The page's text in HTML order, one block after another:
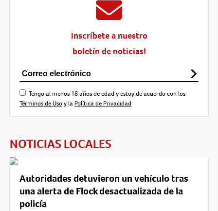
Inscríbete a nuestro
boletín de noticias!
Tengo al menos 18 años de edad y estoy de acuerdo con los
Términos de Usoy la Política de Privacidad
NOTICIAS LOCALES
Autoridades detuvieron un vehículo tras
una alerta de Flock desactualizada de la
policía